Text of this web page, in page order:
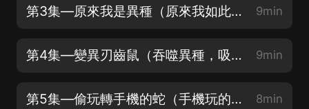
第3集—原來我是異種（原來我如此的與眾不同） 9min
第4集—變異刃齒鼠（吞噬異種，吸收技能） 9min
第5集—偷玩轉手機的蛇（手機玩的倍兒溜的小白蛇） 8min